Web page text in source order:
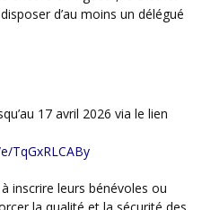
d’au moins un délégué
TqGxRLCABy